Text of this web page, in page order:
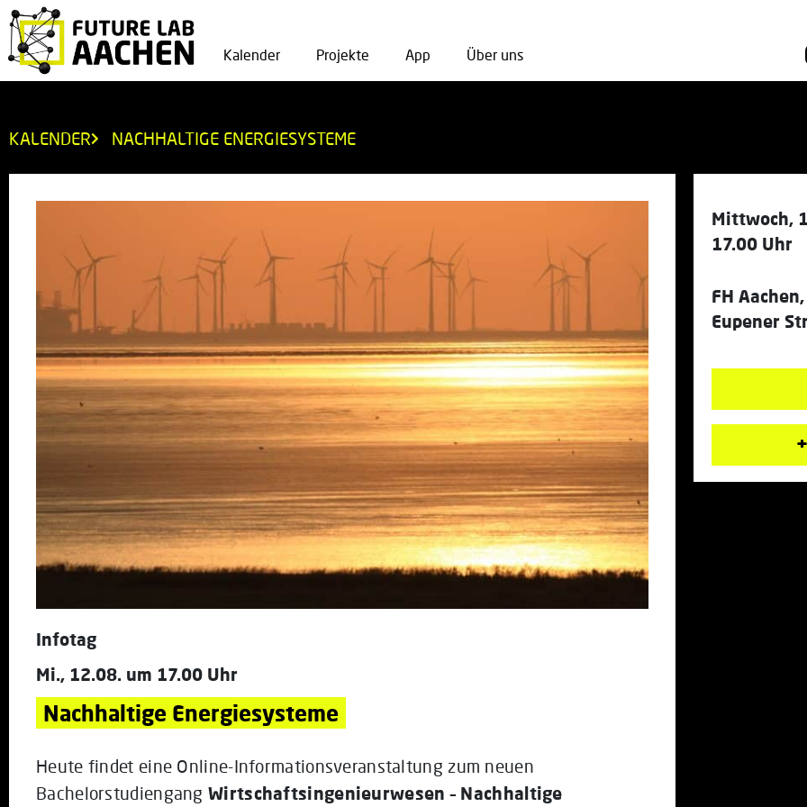
Kalender Projekte App Über uns
KALENDER NACHHALTIGE ENERGIESYSTEME
Infotag
Mi., 12.08. um 17.00 Uhr
Nachhaltige Energiesysteme
Heute findet eine Online-Informationsveranstaltung zum neuen
BachelorstudiengangWirtschaftsingenieurwesen – Nachhaltige
Mittwoch,
17.00 Uhr
FH
Eupener